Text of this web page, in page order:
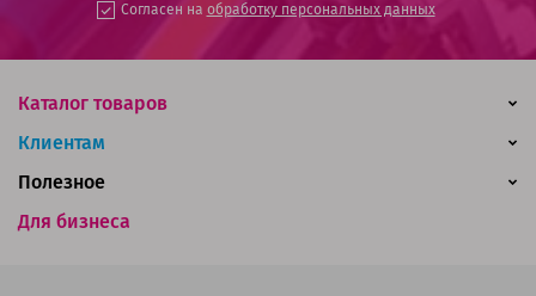
Согласен на обработку персональных данных
Каталог товаров
Клиентам
Для бизнеса
Полезное